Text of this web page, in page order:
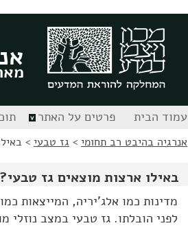
עמוד הבית פרטים על האתר
אנרגיה בהיבט רב תחומי > גז טבעי >
באילו ארצות מוצאים גז טבעי?
מדינות כמו אלג'יריה, המייצאות
לפני הובלתו. גז טבעי במצב נוזלי